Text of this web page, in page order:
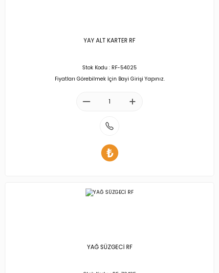
YAY ALT KARTER RF
Stok Kodu : RF-54025
Fiyatları Görebilmek İçin Bayi Girişi Yapınız.
YAĞ SÜZGECİ RF